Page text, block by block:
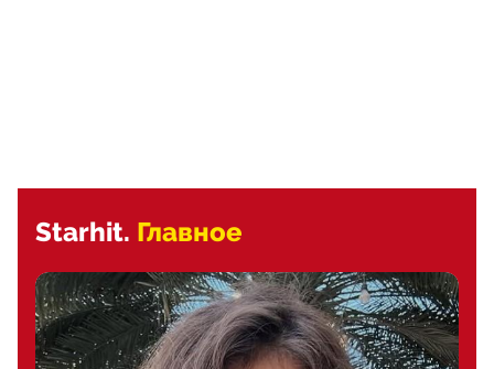
Starhit. Главное